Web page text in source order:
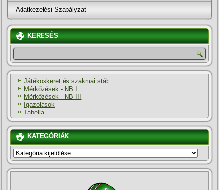
Adatkezelési Szabályzat
KERESÉS
Játékoskeret és szakmai stáb
Mérkőzések - NB I
Mérkőzések - NB III
Igazolások
Tabella
KATEGÓRIÁK
KATEGÓRIÁK